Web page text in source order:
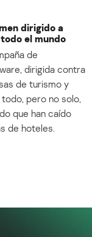
dirigido a
el mundo
de
dirigida contra
de turismo y
pero no solo,
que han caído
de hoteles.